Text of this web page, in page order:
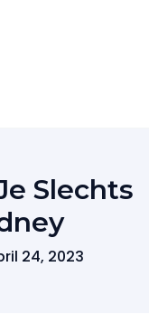
Slechts
24, 2023